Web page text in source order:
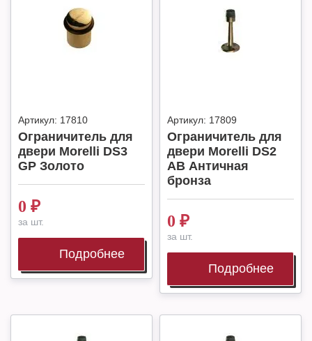
Артикул: 17810
Ограничитель для
двери Morelli DS3
GP Золото
0 ₽
за шт.
Подробнее
Артикул: 17809
Ограничитель для
двери Morelli DS2
AB Античная
бронза
0 ₽
за шт.
Подробнее